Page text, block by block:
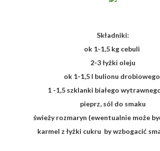
Składniki:
ok 1-1,5 kg cebuli
2-3 łyżki oleju
ok 1-1,5 l bulionu drobiowego
1 -1,5 szklanki białego
pieprz, sól do smaku
świeży rozmaryn (ewentualnie może
karmel z łyżki cukru by wzbogacić